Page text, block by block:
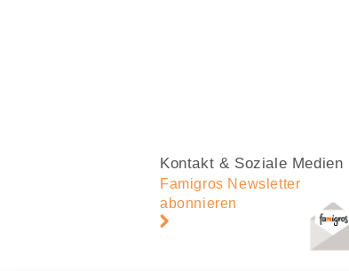
Kontakt & Soziale Medien
Famigros Newsletter
abonnieren